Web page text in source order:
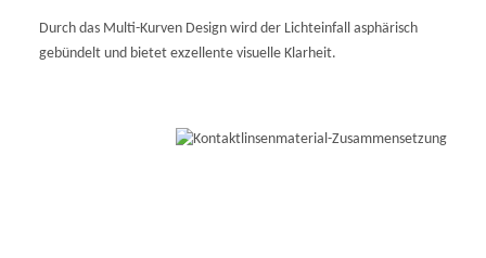
Durch das Multi-Kurven Design wird der Lichteinfall asphärisch
gebündelt und bietet exzellente visuelle Klarheit.